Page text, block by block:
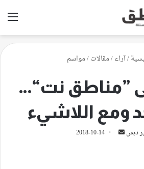
/آراء/مقالات/مواسم
”مناطق نت“…
ومع اللاشيء
دبس
أرسل 2018-10-14